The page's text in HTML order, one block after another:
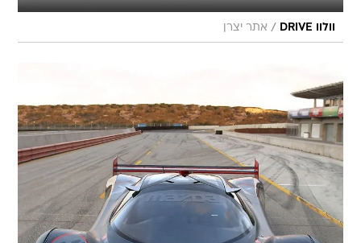
וולוו DRIVE / אתר יצרן